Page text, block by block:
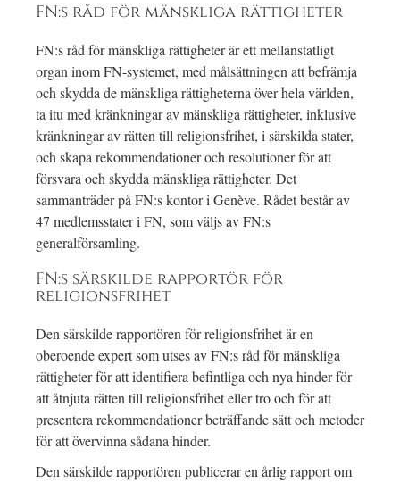
FN:s råd för mänskliga rättigheter
FN:s råd för mänskliga rättigheter är ett mellanstatligt
organ inom FN-systemet, med målsättningen att befrämja
och skydda de mänskliga rättigheterna över hela världen,
ta itu med kränkningar av mänskliga rättigheter, inklusive
kränkningar av rätten till religionsfrihet, i särskilda stater,
och skapa rekommendationer och resolutioner för att
försvara och skydda mänskliga rättigheter. Det
sammanträder på FN:s kontor i Genève. Rådet består av
47 medlemsstater i FN, som väljs av FN:s
generalförsamling.
FN:s särskilde rapportör för
religionsfrihet
Den särskilde rapportören för religionsfrihet är en
oberoende expert som utses av FN:s råd för mänskliga
rättigheter för att identifiera befintliga och nya hinder för
att åtnjuta rätten till religionsfrihet eller tro och för att
presentera rekommendationer beträffande sätt och metoder
för att övervinna sådana hinder.
Den särskilde rapportören publicerar en årlig rapport om